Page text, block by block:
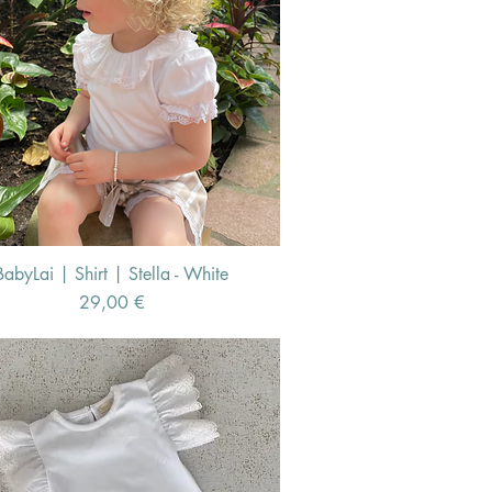
Schnellansicht
| Shirt | Stella - White
Preis
29,00 €